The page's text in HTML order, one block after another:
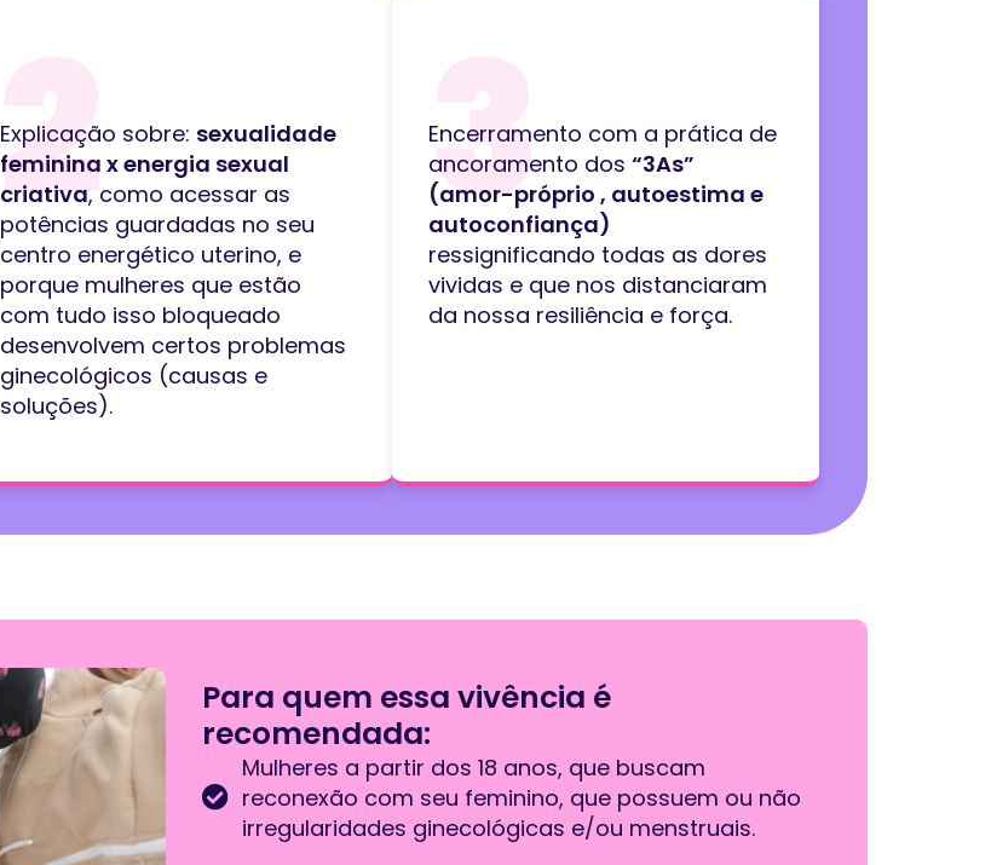
2
Explicação sobre: sexualidade
feminina x energia sexual
criativa, como acessar as
potências guardadas no seu
centro energético uterino, e
porque mulheres que estão
com tudo isso bloqueado
desenvolvem certos problemas
ginecológicos (causas e
soluções).
3
Encerramento com a prática de
ancoramento dos “3As”
(amor-próprio , autoestima e
autoconfiança)
ressignificando todas as dores
vividas e que nos distanciaram
da nossa resiliência e força.
Para quem essa vivência é
recomendada:
Mulheres a partir dos 18 anos, que buscam
reconexão com seu feminino, que possuem ou não
irregularidades ginecológicas e/ou menstruais.